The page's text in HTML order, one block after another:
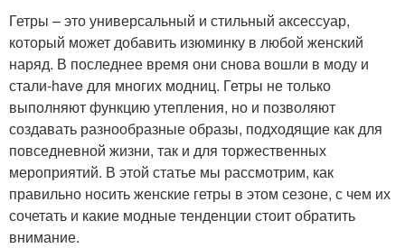
Гетры – это универсальный и стильный аксессуар,
который может добавить изюминку в любой женский
наряд. В последнее время они снова вошли в моду и
стали-have для многих модниц. Гетры не только
выполняют функцию утепления, но и позволяют
создавать разнообразные образы, подходящие как для
повседневной жизни, так и для торжественных
мероприятий. В этой статье мы рассмотрим, как
правильно носить женские гетры в этом сезоне, с чем их
сочетать и какие модные тенденции стоит обратить
внимание.